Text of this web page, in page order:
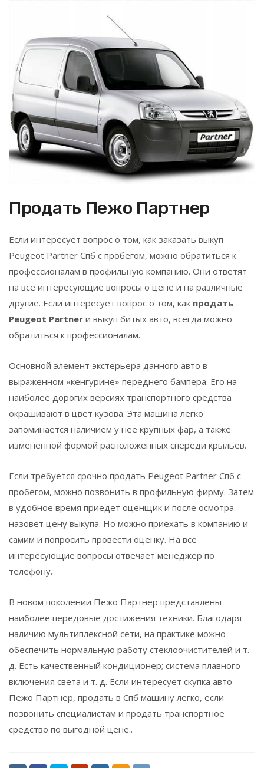
Продать Пежо Партнер
Если интересует вопрос о том, как заказать выкуп
Peugeot Partner Спб с пробегом, можно обратиться к
профессионалам в профильную компанию. Они ответят
на все интересующие вопросы о цене и на различные
другие. Если интересует вопрос о том, как продать
Peugeot Partner и выкуп битых авто, всегда можно
обратиться к профессионалам.
Основной элемент экстерьера данного авто в
выраженном «кенгурине» переднего бампера. Его на
наиболее дорогих версиях транспортного средства
окрашивают в цвет кузова. Эта машина легко
запоминается наличием у нее крупных фар, а также
измененной формой расположенных спереди крыльев.
Если требуется срочно продать Peugeot Partner Спб с
пробегом, можно позвонить в профильную фирму. Затем
в удобное время приедет оценщик и после осмотра
назовет цену выкупа. Но можно приехать в компанию и
самим и попросить провести оценку. На все
интересующие вопросы отвечает менеджер по
телефону.
В новом поколении Пежо Партнер представлены
наиболее передовые достижения техники. Благодаря
наличию мультиплексной сети, на практике можно
обеспечить нормальную работу стеклоочистителей и т.
д. Есть качественный кондиционер; система плавного
включения света и т. д. Если интересует скупка авто
Пежо Партнер, продать в Спб машину легко, если
позвонить специалистам и продать транспортное
средство по выгодной цене..